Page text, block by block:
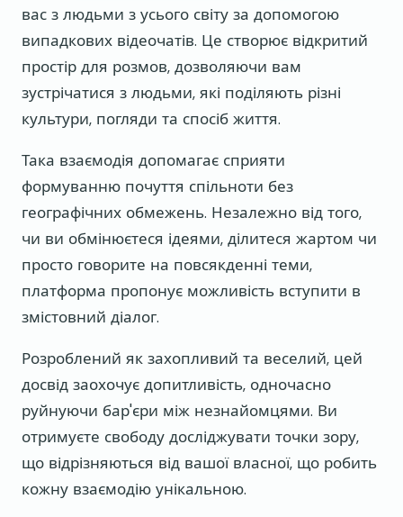
вас з людьми з усього світу за допомогою
випадкових відеочатів. Це створює відкритий
простір для розмов, дозволяючи вам
зустрічатися з людьми, які поділяють різні
культури, погляди та спосіб життя.
Така взаємодія допомагає сприяти
формуванню почуття спільноти без
географічних обмежень. Незалежно від того,
чи ви обмінюєтеся ідеями, ділитеся жартом чи
просто говорите на повсякденні теми,
платформа пропонує можливість вступити в
змістовний діалог.
Розроблений як захопливий та веселий, цей
досвід заохочує допитливість, одночасно
руйнуючи бар'єри між незнайомцями. Ви
отримуєте свободу досліджувати точки зору,
що відрізняються від вашої власної, що робить
кожну взаємодію унікальною.